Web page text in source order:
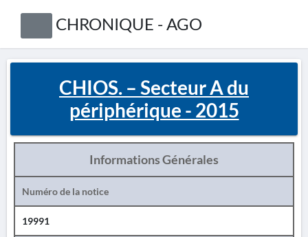
CHRONIQUE - AGO
CHIOS. – Secteur A du
périphérique - 2015
Informations Générales
Numéro de la notice
19991